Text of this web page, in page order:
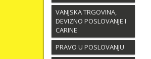
VANJSKA TRGOVINA,
DEVIZNO POSLOVANJE I
CARINE
PRAVO U POSLOVANJU